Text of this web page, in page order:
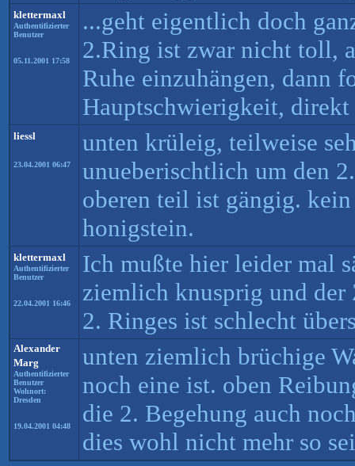
klettermaxl
Authentifizierter
Benutzer
05.11.2001 17:58
...geht eigentlich doch
2.Ring ist zwar nicht toll,
Ruhe einzuhängen, dann
Hauptschwierigkeit,
liessl
23.04.2001 06:47
unten krüleig, teilweise
unueberischtlich um den
oberen teil ist gängig.
honigstein.
klettermaxl
Authentifizierter
Benutzer
22.04.2001 16:46
Ich mußte hier leider mal
ziemlich knusprig und der
2. Ringes ist schlecht
Alexander
Marg
Authentifizierter
Benutzer
Wohnort:
Dresden
19.04.2001 04:48
unten ziemlich brüchige
noch eine ist. oben
die 2. Begehung auch
dies wohl nicht mehr so